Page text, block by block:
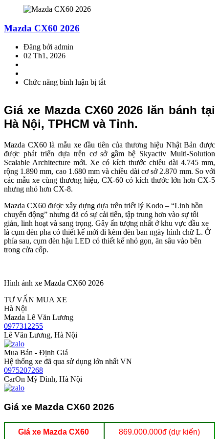
Mazda CX60 2026
Đăng bởi admin
02 Th1, 2026
Chức năng bình luận bị tắtở
2026
Giá xe Mazda CX60 2026 lăn bánh tại
Hà Nội, TPHCM và Tỉnh.
Mazda CX60 là mẫu xe đầu tiên của thương hiệu Nhật Bản được
được phát triển dựa trên cơ sở gầm bệ Skyactiv Multi-Solution
Scalable Architecture mới. Xe có kích thước chiều dài 4.745 mm,
rộng 1.890 mm, cao 1.680 mm và chiều dài cơ sở 2.870 mm. So với
các mẫu xe cùng thương hiệu, CX-60 có kích thước lớn hơn CX-5
nhưng nhỏ hơn CX-8.
Mazda CX60 được xây dựng dựa trên triết lý Kodo – “Linh hồn
chuyển động” nhưng đã có sự cải tiến, tập trung hơn vào sự tối
giản, linh hoạt và sang trọng. Gây ấn tượng nhất ở khu vực đầu xe
là cụm đèn pha có thiết kế mới đi kèm đèn ban ngày hình chữ L. Ở
phía sau, cụm đèn hậu LED có thiết kế nhỏ gọn, ăn sâu vào bên
trong cửa cốp.
Hình ảnh xe Mazda CX60 2026
TƯ VẤN MUA XE
Hà Nội
Mazda Lê Văn Lương
0977312255
Lê Văn Lương, Hà Nội
Mua Bán - Định Giá
Hệ thống xe đã qua sử dụng lớn nhất VN
0975207268
CarOn Mỹ Đình, Hà Nội
Giá xe Mazda CX60 2026
Giá xe Mazda CX60 869.000.000đ (dự kiến)